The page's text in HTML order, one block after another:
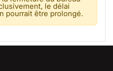
le délai
pourrait être prolongé.